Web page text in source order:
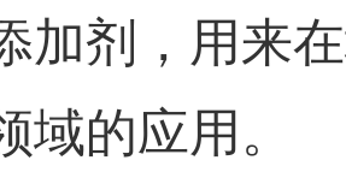
加剂，用来
域的应用。